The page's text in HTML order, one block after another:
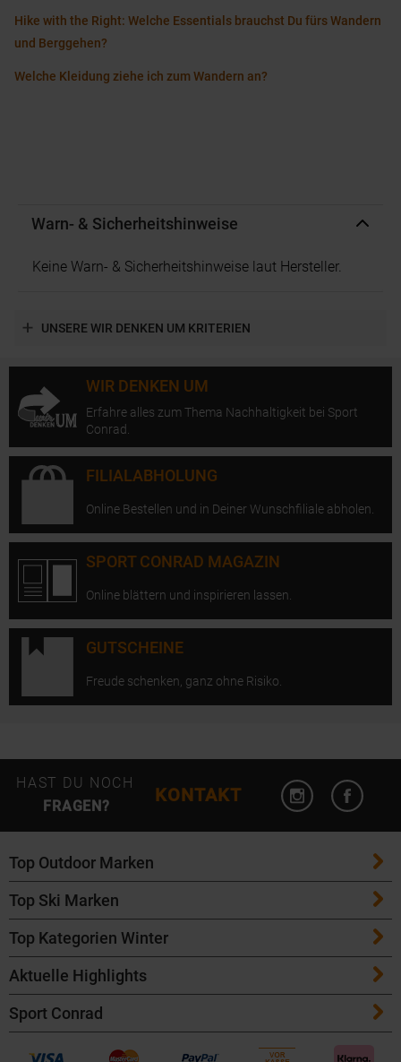
Hike with the Right: Welche Essentials brauchst Du fürs Wandern
und Berggehen?
Welche Kleidung ziehe ich zum Wandern an?
Warn- & Sicherheitshinweise
Keine Warn- & Sicherheitshinweise laut Hersteller.
UNSERE WIR DENKEN UM KRITERIEN
WIR DENKEN UM
Erfahre alles zum Thema Nachhaltigkeit bei Sport
Conrad.
FILIALABHOLUNG
Online Bestellen und in Deiner Wunschfiliale abholen.
SPORT CONRAD MAGAZIN
Online blättern und inspirieren lassen.
GUTSCHEINE
Freude schenken, ganz ohne Risiko.
HAST DU NOCH
FRAGEN?
KONTAKT
Instagram
Top Outdoor Marken
Patagonia
Maloja
Salomon
Icebreaker
Garmin
Top Ski Marken
ATK Bindungen
K2 Ski
Völkl Ski
Fischer Ski
Top Kategorien Winter
Ski
Skitouren Ski
Langlaufski
Aktuelle Highlights
Maloja Fahrradbekleidung
Bike Helme von POC
Sport Conrad
Kontakt